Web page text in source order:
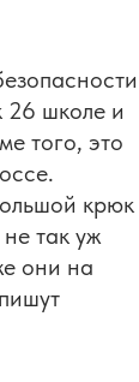
26 школе и
того, это
крюк
так уж
они на